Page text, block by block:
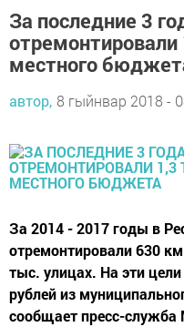
За последние 3
отремонтировали
местного
автор, 8 гыйнвар 2018 -
За 2014 - 2017 годы в
отремонтировали 630
тыс. улицах. На эти
рублей из
сообщает пресс-служба